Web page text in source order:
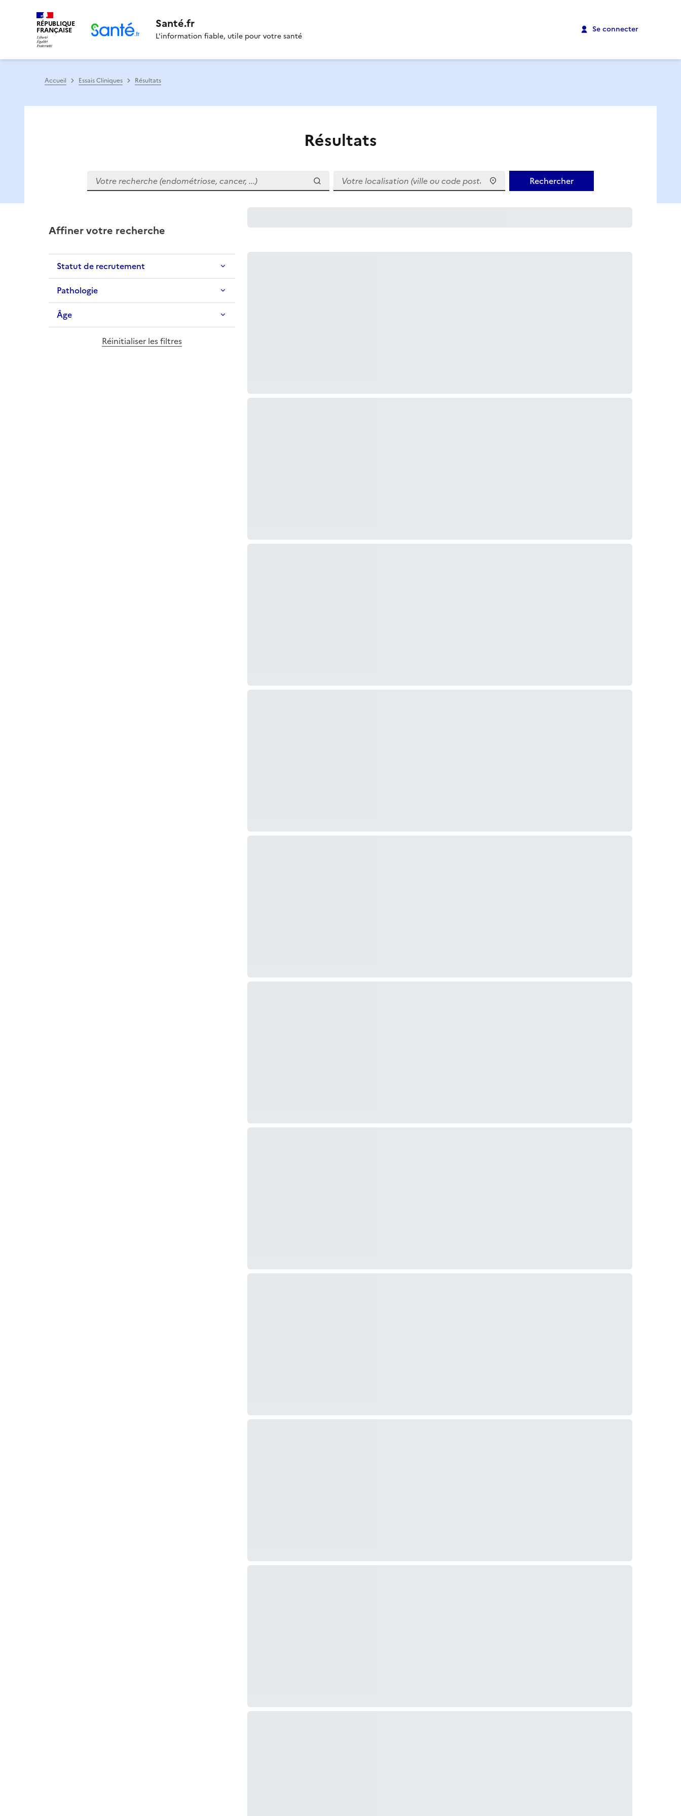
RÉPUBLIQUE
FRANÇAISE Santé.fr
L'information fiable, utile pour votre santé
Se connecter
Accueil Essais Cliniques Résultats
Résultats
Votre recherche (endométriose, cancer, ...) Votre localisation (ville ou code postal)
Affiner votre recherche
Statut de recrutement
Pathologie
Âge
Réinitialiser les filtres